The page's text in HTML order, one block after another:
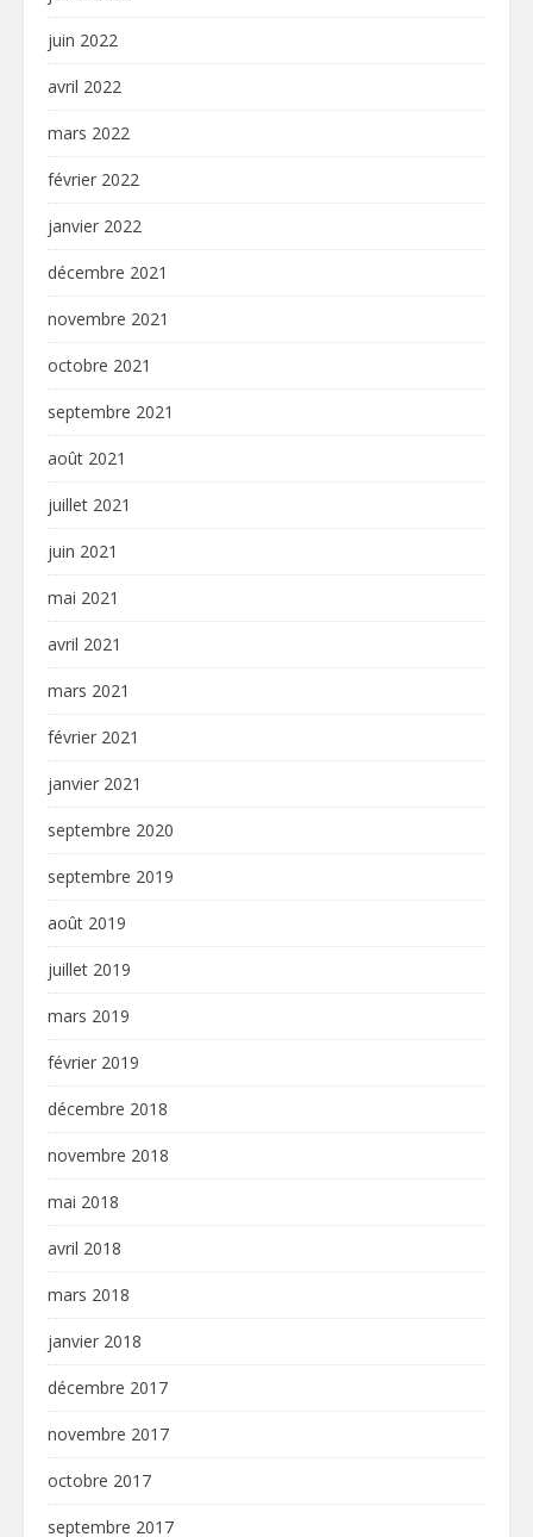
juin 2022
avril 2022
mars 2022
février 2022
janvier 2022
décembre 2021
novembre 2021
octobre 2021
septembre 2021
août 2021
juillet 2021
juin 2021
mai 2021
avril 2021
mars 2021
février 2021
janvier 2021
septembre 2020
septembre 2019
août 2019
juillet 2019
mars 2019
février 2019
décembre 2018
novembre 2018
mai 2018
avril 2018
mars 2018
janvier 2018
décembre 2017
novembre 2017
octobre 2017
septembre 2017